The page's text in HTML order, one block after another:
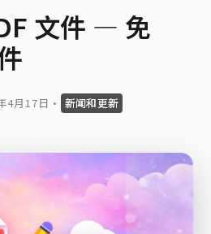
文件 — 免
4月17日 • 新闻和更新